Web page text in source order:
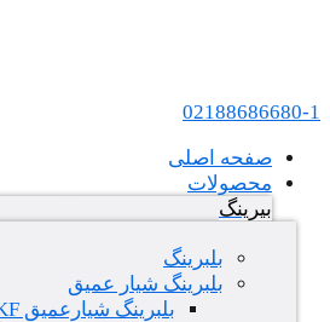
02188686680-1
صفحه اصلی
محصولات
بیرینگ
بلبرینگ
بلبرینگ شیار عمیق
بلبرینگ شیارعمیق SKF